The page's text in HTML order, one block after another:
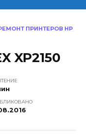
ПРИНТЕРОВ HP
XP2150